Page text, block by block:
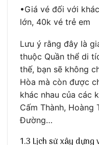
•Giá vé đối với
lớn, 40k vé trẻ em
Lưu ý rằng đây là
thuộc Quần thể di
thế, bạn sẽ không
Hòa mà còn được
khác nhau của các
Cấm Thành, Hoàng
Đường…
1.3 Lịch sử xây